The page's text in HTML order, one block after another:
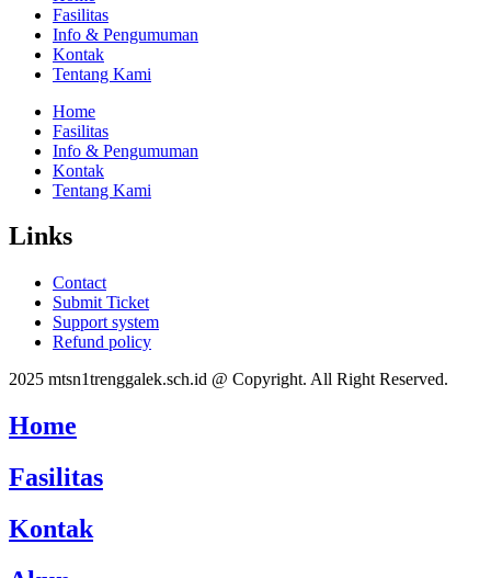
Fasilitas
Info & Pengumuman
Kontak
Tentang Kami
Home
Fasilitas
Info & Pengumuman
Kontak
Tentang Kami
Links
Contact
Submit Ticket
Support system
Refund policy
2025 mtsn1trenggalek.sch.id @ Copyright. All Right Reserved.
Home
Fasilitas
Kontak